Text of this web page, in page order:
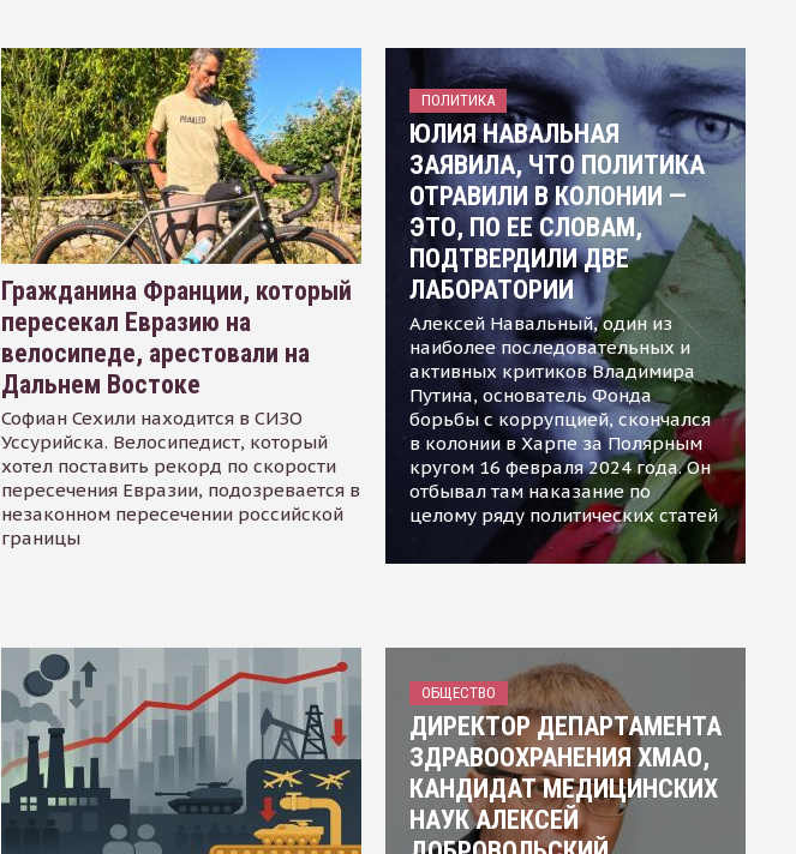
Гражданина Франции, который
пересекал Евразию на
велосипеде, арестовали на
Дальнем Востоке
Софиан Сехили находится в СИЗО
Уссурийска. Велосипедист, который
хотел поставить рекорд по скорости
пересечения Евразии, подозревается в
незаконном пересечении российской
границы
ПОЛИТИКА
ЮЛИЯ НАВАЛЬНАЯ
ЗАЯВИЛА, ЧТО ПОЛИТИКА
ОТРАВИЛИ В КОЛОНИИ —
ЭТО, ПО ЕЕ СЛОВАМ,
ПОДТВЕРДИЛИ ДВЕ
ЛАБОРАТОРИИ
Алексей Навальный, один из
наиболее последовательных и
активных критиков Владимира
Путина, основатель Фонда
борьбы с коррупцией, скончался
в колонии в Харпе за Полярным
кругом 16 февраля 2024 года. Он
отбывал там наказание по
целому ряду политических статей
ОБЩЕСТВО
ДИРЕКТОР ДЕПАРТАМЕНТА
ЗДРАВООХРАНЕНИЯ ХМАО,
КАНДИДАТ МЕДИЦИНСКИХ
НАУК АЛЕКСЕЙ